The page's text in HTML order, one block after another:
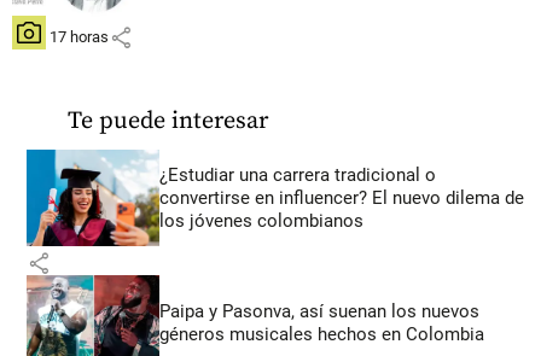
hace 17 horas share
Te puede interesar
¿Estudiar una carrera tradicional o
convertirse en influencer? El nuevo dilema de
los jóvenes colombianos
share
Paipa y Pasonva, así suenan los nuevos
géneros musicales hechos en Colombia